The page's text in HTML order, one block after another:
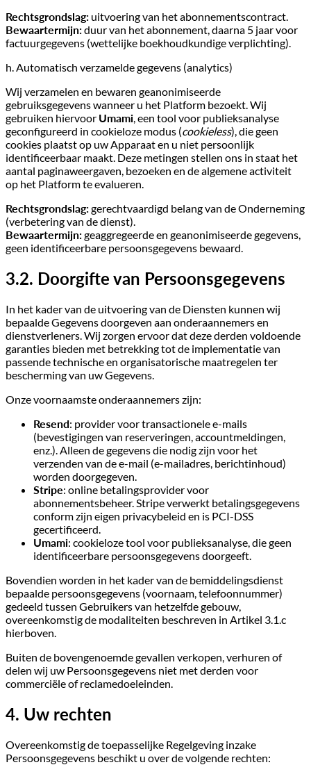
Rechtsgrondslag: uitvoering van het abonnementscontract.
Bewaartermijn:duur van het abonnement, daarna 5 jaar voor
factuurgegevens (wettelijke boekhoudkundige verplichting).
h. Automatisch verzamelde gegevens (analytics)
Wij verzamelen en bewaren geanonimiseerde
gebruiksgegevens wanneer u het Platform bezoekt. Wij
gebruiken hiervoor Umami, een tool voor publieksanalyse
geconfigureerd in cookieloze modus (cookieless), die geen
cookies plaatst op uw Apparaat en u niet persoonlijk
identificeerbaar maakt. Deze metingen stellen ons in staat het
aantal paginaweergaven, bezoeken en de algemene activiteit
op het Platform te evalueren.
Rechtsgrondslag:gerechtvaardigd belang van de Onderneming
(verbetering van de dienst).
Bewaartermijn:geaggregeerde en geanonimiseerde gegevens,
geen identificeerbare persoonsgegevens bewaard.
3.2. Doorgifte van Persoonsgegevens
In het kader van de uitvoering van de Diensten kunnen wij
bepaalde Gegevens doorgeven aan onderaannemers en
dienstverleners. Wij zorgen ervoor dat deze derden voldoende
garanties bieden met betrekking tot de implementatie van
passende technische en organisatorische maatregelen ter
bescherming van uw Gegevens.
Onze voornaamste onderaannemers zijn:
Resend: provider voor transactionele e-mails
(bevestigingen van reserveringen, accountmeldingen,
enz.). Alleen de gegevens die nodig zijn voor het
verzenden van de e-mail (e-mailadres, berichtinhoud)
worden doorgegeven.
Stripe: online betalingsprovider voor
abonnementsbeheer. Stripe verwerkt betalingsgegevens
conform zijn eigen privacybeleid en is PCI-DSS
gecertificeerd.
Umami: cookieloze tool voor publieksanalyse, die geen
identificeerbare persoonsgegevens doorgeeft.
Bovendien worden in het kader van de bemiddelingsdienst
bepaalde persoonsgegevens (voornaam, telefoonnummer)
gedeeld tussen Gebruikers van hetzelfde gebouw,
overeenkomstig de modaliteiten beschreven in Artikel 3.1.c
hierboven.
Buiten de bovengenoemde gevallen verkopen, verhuren of
delen wij uw Persoonsgegevens niet met derden voor
commerciële of reclamedoeleinden.
4. Uw rechten
Overeenkomstig de toepasselijke Regelgeving inzake
Persoonsgegevens beschikt u over de volgende rechten: